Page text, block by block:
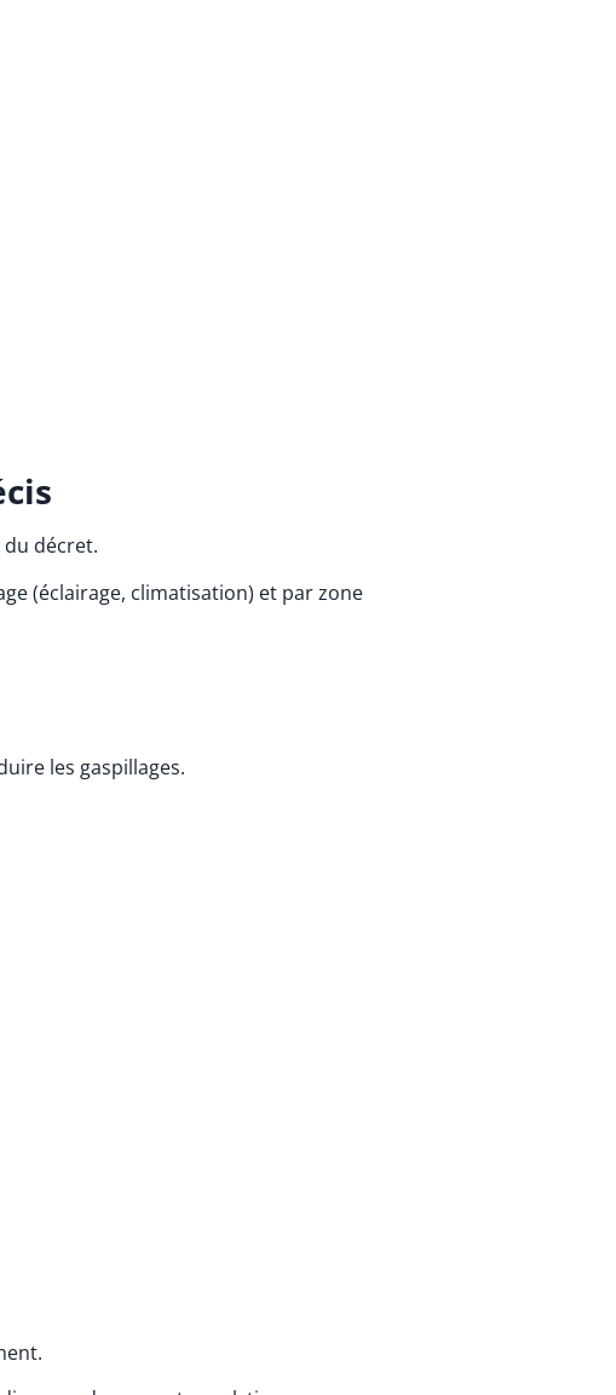
décret.
(éclairage, climatisation) et par zone
les gaspillages.